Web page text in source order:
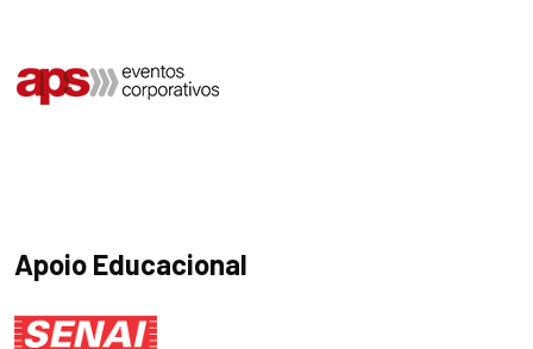
Apoio Educacional